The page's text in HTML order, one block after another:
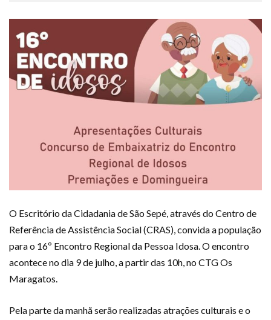
O Escritório da Cidadania de São Sepé, através do Centro de
Referência de Assistência Social (CRAS), convida a população
para o 16º Encontro Regional da Pessoa Idosa. O encontro
acontece no dia 9 de julho, a partir das 10h, no CTG Os
Maragatos.
Pela parte da manhã serão realizadas atrações culturais e o